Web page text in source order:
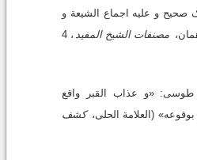
صحیح و علیه اجماع الشیعة و
مصنفات الشیخ المفید
، 4
طوسى: «و عذاب القبر واقع
بوقوعه» (العلامة الحلى،کشف